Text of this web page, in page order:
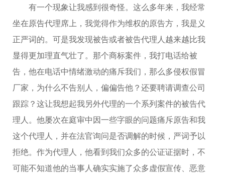
有一个现象让我感到很奇怪。这么多年来，我经常
坐在原告代理席上，我觉得作为维权的原告方，我是义
正严词的。可是我发现被告或者被告代理人越来越比我
显得更加理直气壮了。那个商标案件，我打电话给被
告，他在电话中情绪激动的痛斥我们，那么多侵权假冒
厂家，为什么不告别人，偏偏告他？还要聘请调查公司
跟踪？这让我想起我另外代理的一个系列案件的被告代
理人。他屡次在庭审中因一些字眼的问题痛斥原告和我
这个代理人，并在法官询问是否调解的时候，严词予以
拒绝。作为代理人，他看到我们众多的公证证据时，不
可能不知道他的当事人确实实施了众多虚假宣传、恶意